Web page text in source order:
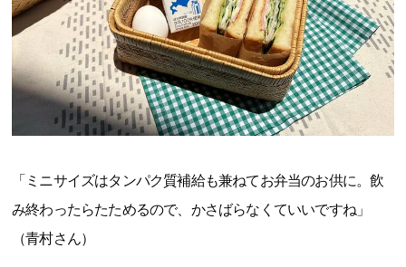
「ミニサイズはタンパク質補給も兼ねてお弁当のお供に。飲
み終わったらたためるので、かさばらなくていいですね」
（青村さん）